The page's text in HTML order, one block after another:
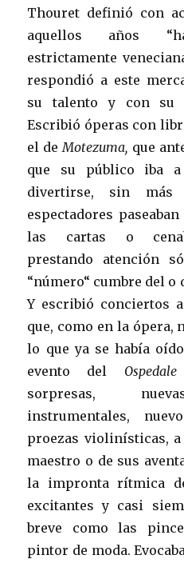
Thouret definió con
aquellos años
estrictamente
respondió a este
su talento y con su
Escribió óperas con
el de Motezuma, que
que su público iba
divertirse, sin más
espectadores
las cartas o
prestando atención
“número“ cumbre del o
Y escribió conciertos
que, como en la ópera,
lo que ya se había
evento del
Ospedale
sorpresas,
instrumentales,
proezas violinísticas,
maestro o de sus
la impronta rítmica
excitantes y casi
breve como las
pintor de moda.